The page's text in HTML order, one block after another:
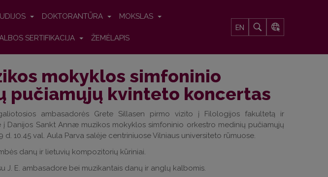
DOKTORANTŪRA MOKSLAS
SERTIFIKACIJA ŽEMĖLAPIS
EN
mokyklos simfoninio
pučiamųjų kvinteto koncertas
ambasadorės Grete Sillasen pirmo vizito į Filologijos fakultetą ir
Danijos Sankt Annæ muzikos mokyklos simfoninio orkestro medinių pučiamųjų
10.45 val. Aula Parva salėje centriniuose Vilniaus universiteto rūmuose.
danų ir lietuvių kompozitorių kūriniai.
J. E. ambasadore bei muzikantais danų ir anglų kalbomis.